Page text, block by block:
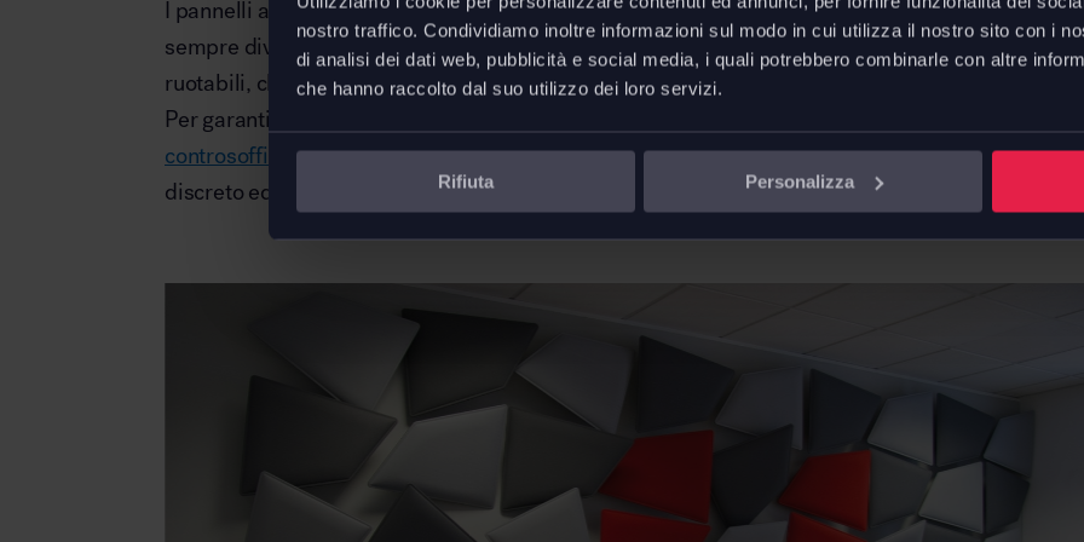
nostro traffico. Condividiamo inoltre informazioni sul modo in cui utilizza il nostro sito con i
di analisi dei dati web, pubblicità e social media, i quali potrebbero combinarle con altre
che hanno raccolto dal suo utilizzo dei loro servizi.
Rifiuta Personalizza
I pannelli acustici Caimi, per esempio, sono caratterizzati da una forma irregolare che può
sempre diversi: è il caso di FlapeFlat, pannelli acustici dalle forme geometriche particolari,
ruotabili, che uniscono prestazioni tecniche ad un grande valore estetico.
Per garantire comfort acustico senza intervenire sullo spazio a disposizione, Caimi propone
controsoffitto IN, con moduli quadrati o rettangolari di colori diversi, e ilpannello acustico a
discreto ed elegante.